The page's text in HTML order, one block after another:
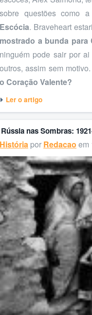
sobre questões como a
Escócia. Braveheart
mostrado a bunda para
ninguém pode sair por
outros, assim sem
o Coração Valente?
Ler o artigo
Rússia nas Sombras:
História por Redacao em